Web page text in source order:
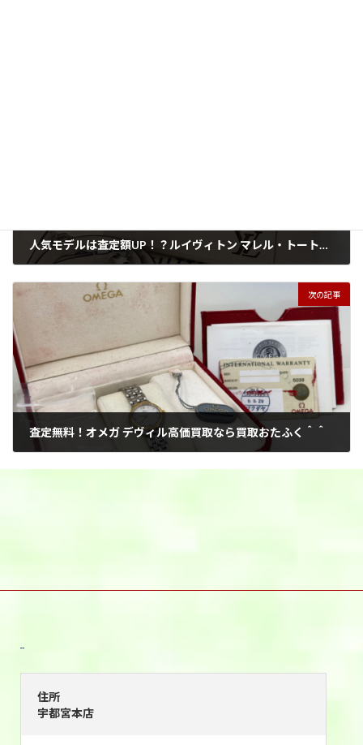
人気モデルは査定額UP！？ルイヴィトン マレル・トートを高価買取いたしました
次の記事
査定無料！オメガ デヴィル高価買取なら買取おたふく＾＾
住所
宇都宮本店